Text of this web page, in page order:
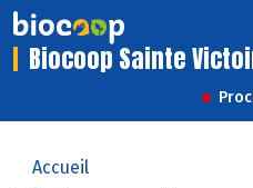
Biocoop Sainte
Accueil